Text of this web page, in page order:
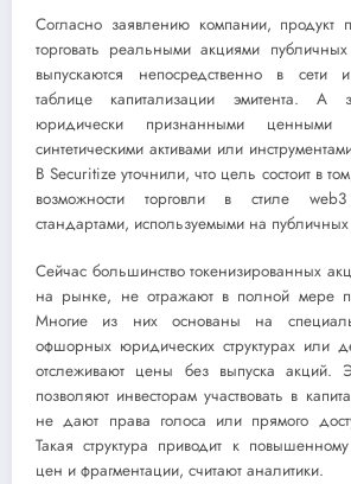
Согласно заявлению компании, продукт
торговать реальными акциями
выпускаются непосредственно в сети
таблице капитализации эмитента. А
юридически признанными
синтетическими активами или
В Securitize уточнили, что цель состоит в
возможности торговли в стиле
стандартами, используемыми на
Сейчас большинство токенизированных
на рынке, не отражают в полной мере
Многие из них основаны на
офшорных юридических структурах или
отслеживают цены без выпуска акций.
позволяют инвесторам участвовать в
не дают права голоса или прямого
Такая структура приводит к
цен и фрагментации, считают аналитики.